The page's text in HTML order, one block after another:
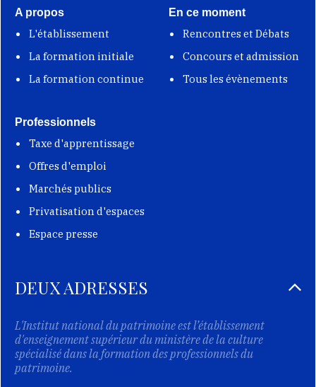
A propos
L'établissement
La formation initiale
La formation continue
En ce moment
Rencontres et Débats
Concours et admission
Tous les évènements
Professionnels
Taxe d'apprentissage
Offres d'emploi
Marchés publics
Privatisation d'espaces
Espace presse
DEUX ADRESSES
L'Institut national du patrimoine est l’établissement
d'enseignement supérieur du ministère de la culture
spécialisé dans la formation des professionnels du
patrimoine.